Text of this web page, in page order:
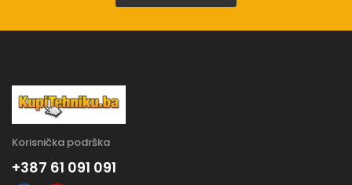
Korisnička podrška
+387 61 091 091